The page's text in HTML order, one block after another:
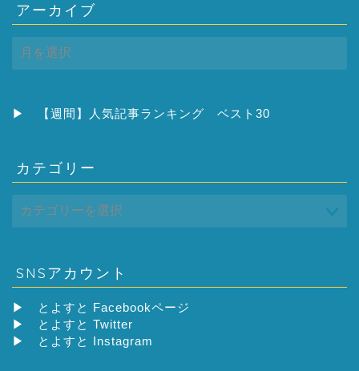
アーカイブ
ー
ブ
▶ 【週間】人気記事ランキング ベスト30
カテゴリー
SNSアカウント
▶
とよすと Facebookページ
▶
とよすと Twitter
▶
とよすと Instagram